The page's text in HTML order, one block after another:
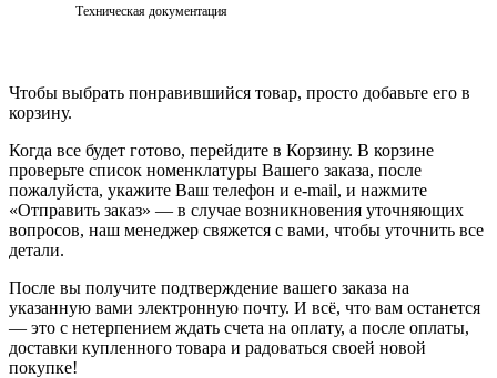
Техническая документация
Чтобы выбрать понравившийся товар, просто добавьте его в
корзину.
Когда все будет готово, перейдите в Корзину. В корзине
проверьте список номенклатуры Вашего заказа, после
пожалуйста, укажите Ваш телефон и e-mail, и нажмите
«Отправить заказ» — в случае возникновения уточняющих
вопросов, наш менеджер свяжется с вами, чтобы уточнить все
детали.
После вы получите подтверждение вашего заказа на
указанную вами электронную почту. И всё, что вам останется
— это с нетерпением ждать счета на оплату, а после оплаты,
доставки купленного товара и радоваться своей новой
покупке!